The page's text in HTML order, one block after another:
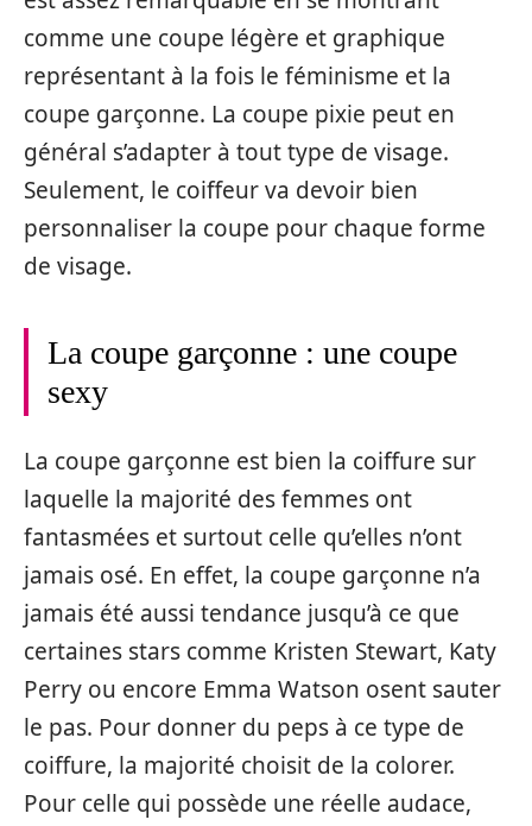
comme une coupe légère et graphique
représentant à la fois le féminisme et la
coupe garçonne. La coupe pixie peut en
général s’adapter à tout type de visage.
Seulement, le coiffeur va devoir bien
personnaliser la coupe pour chaque forme
de visage.
La coupe garçonne : une coupe
sexy
La coupe garçonne est bien la coiffure sur
laquelle la majorité des femmes ont
fantasmées et surtout celle qu’elles n’ont
jamais osé. En effet, la coupe garçonne n’a
jamais été aussi tendance jusqu’à ce que
certaines stars comme Kristen Stewart, Katy
Perry ou encore Emma Watson osent sauter
le pas. Pour donner du peps à ce type de
coiffure, la majorité choisit de la colorer.
Pour celle qui possède une réelle audace,